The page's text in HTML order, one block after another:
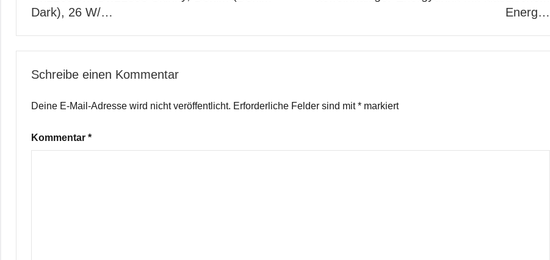
Dark), 26 W/…
Energ…
Schreibe einen Kommentar
Deine E-Mail-Adresse wird nicht veröffentlicht. Erforderliche Felder sind mit* markiert
Kommentar *